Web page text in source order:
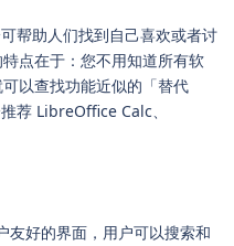
帮助人们找到自己喜欢或者讨
点在于：您不用知道所有软
以查找功能近似的「替代
推荐 LibreOffice Calc、
好的界面，用户可以搜索和